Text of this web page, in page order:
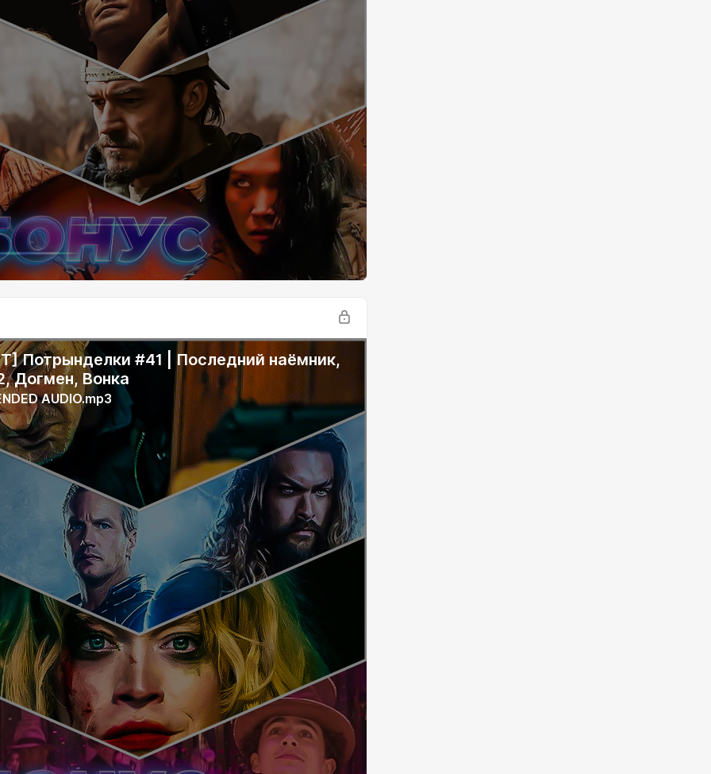
Потрынделки #41 | Последний наёмник,
Догмен, Вонка
AUDIO.mp3